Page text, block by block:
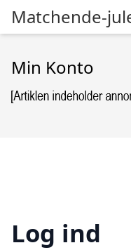
Matchende-
Min Konto
Log ind